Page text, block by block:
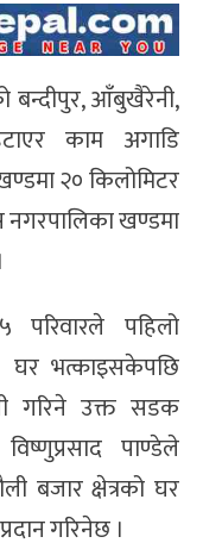
बन्दीपुर, आँबुखैरेनी,
काम अगाडि
२० किलोमिटर
खण्डमा
पहिलो
भत्काइसकेपछि
गरिने उक्त सडक
पाण्डेले
बजार क्षेत्रको घर
गरिनेछ ।